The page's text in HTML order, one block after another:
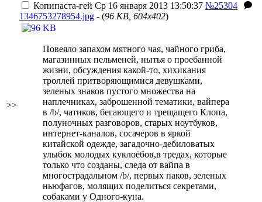
>>
Копипаста-гей Ср 16 января 2013 13:50:37 №25304
1346753278954.jpg - (96 KB, 604x402)
Повеяло запахом мятного чая, чайного гриба,
магазинных пельменей, нытья о проебанной
жизни, обсуждения какой-то, хихикания
троллей притворяющимися девушками,
зеленых знаков пустого множества на
наплечниках, заброшенной тематики, вайпера
в /b/, чатиков, бегающего и трещащего Клопа,
полуночных разговоров, старых ноутбуков,
интернет-каналов, сосачеров в яркой
китайской одежде, загадочно-дебиловатых
улыбок молодых куклоёбов,в тредах, которые
только что созданы, следа от вайпа в
многострадальном /b/, первых паков, зеленых
ньюфагов, молящих поделиться секретами,
собаками у Одного-куна.